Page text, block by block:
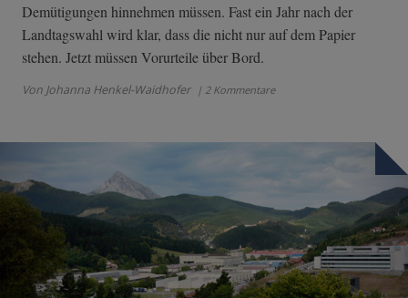
Demütigungen hinnehmen müssen. Fast ein Jahr nach der
Landtagswahl wird klar, dass die nicht nur auf dem Papier
stehen. Jetzt müssen Vorurteile über Bord.
Von Johanna Henkel-Waidhofer | 2 Kommentare